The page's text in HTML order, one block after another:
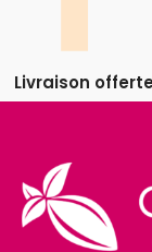
Livraison